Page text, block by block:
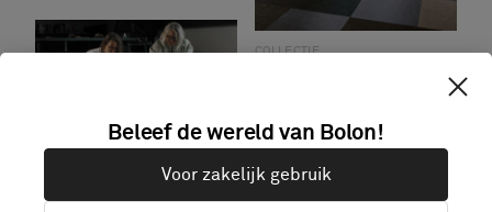
COLLECTIE
The process behind our
Beleef de wereld van Bolon!
Voor zakelijk gebruik